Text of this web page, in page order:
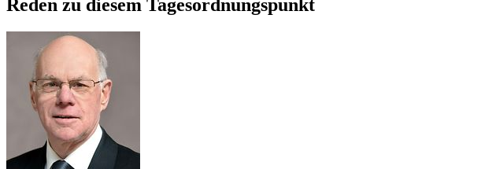
Reden zu diesem Tagesordnungspunkt